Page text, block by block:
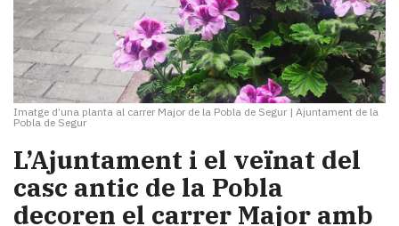
Imatge d’una planta al carrer Major de la Pobla de Segur | Ajuntament de la
Pobla de Segur
​L’Ajuntament i el veïnat del
casc antic de la Pobla
decoren el carrer Major amb